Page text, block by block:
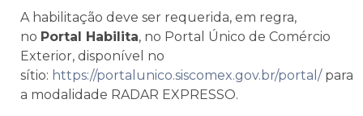
A habilitação deve ser requerida, em regra,
no Portal Habilita, no Portal Único de Comércio
Exterior, disponível no
sítio: https://portalunico.siscomex.gov.br/portal/para
a modalidade RADAR EXPRESSO.